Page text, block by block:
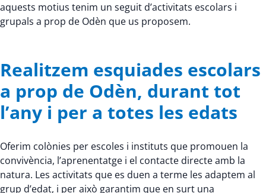
aquests motius tenim un seguit d’activitats escolars i
grupals a prop de Odèn que us proposem.
Realitzem esquiades escolars
a prop de Odèn, durant tot
l’any i per a totes les edats
Oferim colònies per escoles i instituts que promouen la
convivència, l’aprenentatge i el contacte directe amb la
natura. Les activitats que es duen a terme les adaptem al
grup d’edat, i per això garantim que en surt una